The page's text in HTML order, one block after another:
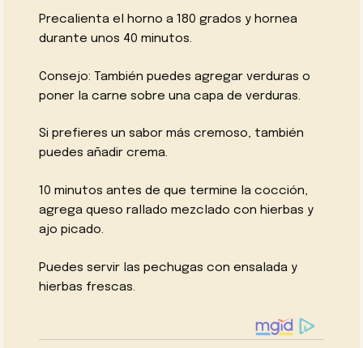
Precalienta el horno a 180 grados y hornea
durante unos 40 minutos.
Consejo: También puedes agregar verduras o
poner la carne sobre una capa de verduras.
Si prefieres un sabor más cremoso, también
puedes añadir crema.
10 minutos antes de que termine la cocción,
agrega queso rallado mezclado con hierbas y
ajo picado.
Puedes servir las pechugas con ensalada y
hierbas frescas.